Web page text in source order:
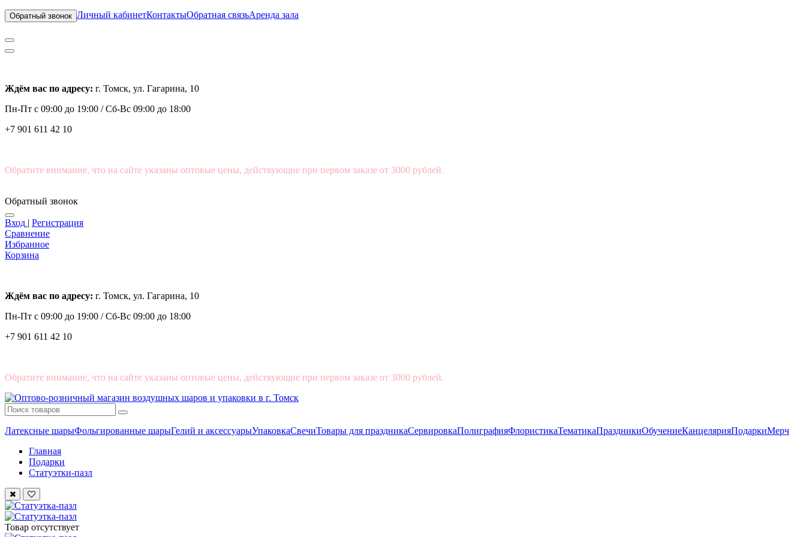
Обратный звонок Личный кабинетКонтактыОбратная связьАренда зала
Ждём вас по адресу: г. Томск, ул. Гагарина, 10
Пн-Пт с 09:00 до 19:00 /Сб-Вс 09:00 до 18:00
+7 901 611 42 10
Обратите внимание, что на сайте указаны оптовые цены, действующие при первом заказе от 3000 рублей.
Обратный звонок
Вход | Регистрация
Сравнение
Избранное
Корзина
Ждём вас по адресу: г. Томск, ул. Гагарина, 10
Пн-Пт с 09:00 до 19:00 /Сб-Вс 09:00 до 18:00
+7 901 611 42 10
Обратите внимание, что на сайте указаны оптовые цены, действующие при первом заказе от 3000 рублей.
Латексные шарыФольгированные шарыГелий и аксессуарыУпаковкаСвечиТовары для праздникаСервировкаПолиграфияФлористикаТематикаПраздникиОбучениеКанцелярияПодаркиМерч
Главная
Подарки
Статуэтки-пазл
Товар отсутствует